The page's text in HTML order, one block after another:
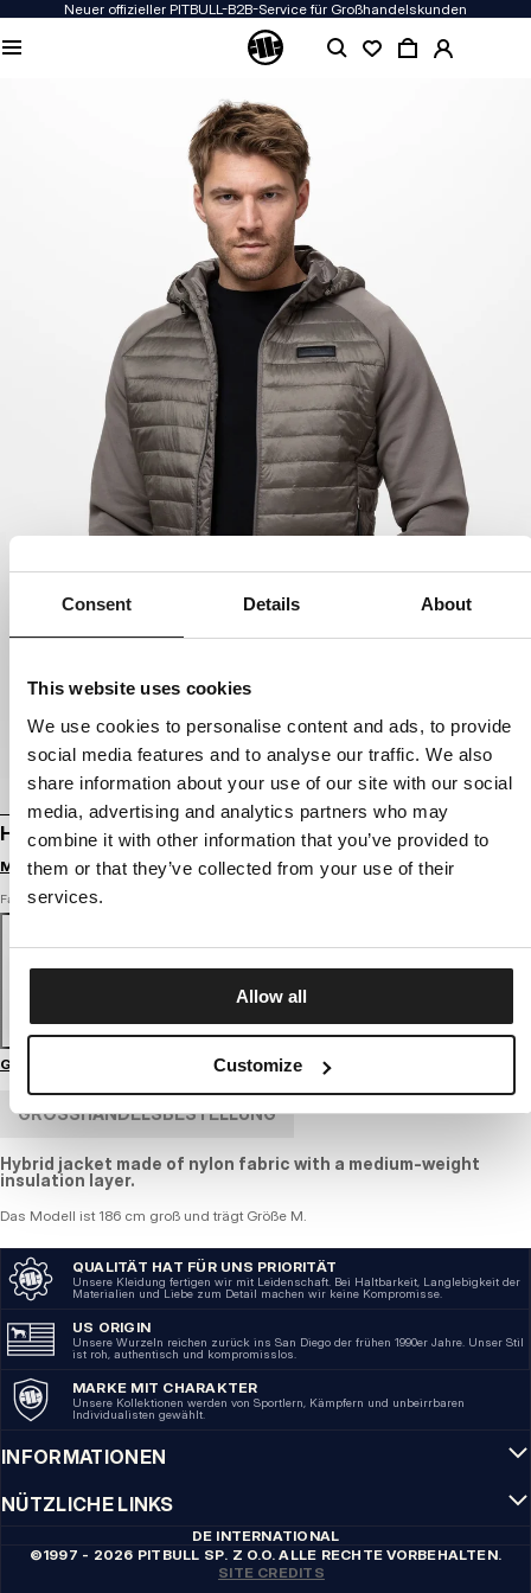
Consent Details About
This website uses cookies
We use cookies to personalise content and ads, to provide
social media features and to analyse our traffic. We also
share information about your use of our site with our social
media, advertising and analytics partners who may
combine it with other information that you’ve provided to
them or that they’ve collected from your use of their
services.
Allow all
Customize
Neuer offizieller PITBULL-B2B-Service für Großhandelskunden
HYBRID-KAPUZENJACKE HOFER
Melde dich an, um Preise zu sehen
Farbe: taupe
Größenratgeber
GROSSHANDELSBESTELLUNG
Hybrid jacket made of nylon fabric with a medium-weight
insulation layer.
Das Modell ist 186 cm groß und trägt Größe M.
QUALITÄT HAT FÜR UNS PRIORITÄT
Unsere Kleidung fertigen wir mit Leidenschaft. Bei Haltbarkeit, Langlebigkeit der
Materialien und Liebe zum Detail machen wir keine Kompromisse.
US ORIGIN
Unsere Wurzeln reichen zurück ins San Diego der frühen 1990er Jahre. Unser Stil
ist roh, authentisch und kompromisslos.
MARKE MIT CHARAKTER
Unsere Kollektionen werden von Sportlern, Kämpfern und unbeirrbaren
Individualisten gewählt.
INFORMATIONEN
NÜTZLICHE LINKS
DE INTERNATIONAL
©1997 - 2026 PITBULL SP. Z O.O. ALLE RECHTE VORBEHALTEN.
SITE CREDITS